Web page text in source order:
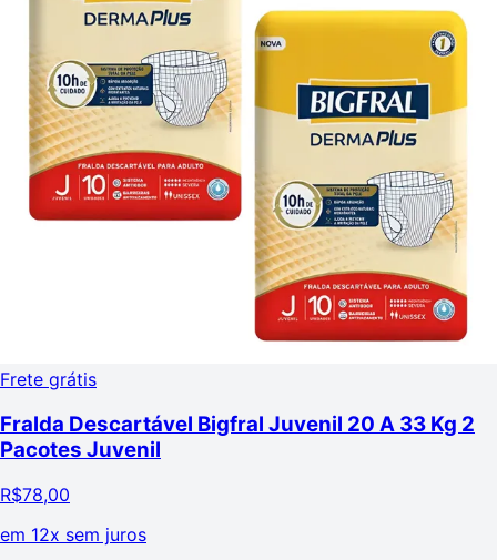
Frete grátis
Fralda Descartável Bigfral Juvenil 20 A 33 Kg 2
Pacotes Juvenil
R$78,00
em 12x sem juros